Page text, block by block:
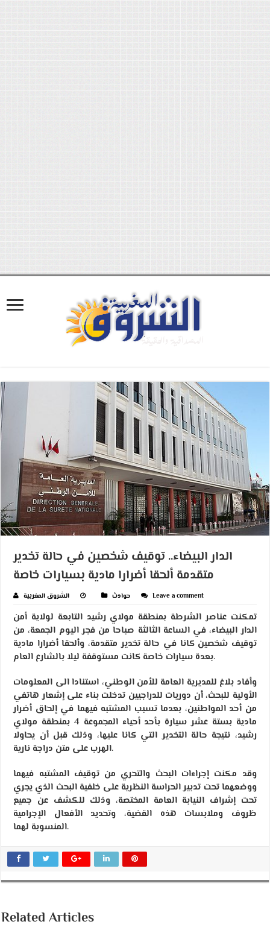
الدار البيضاء.. توقيف شخصين في حالة تخدير
متقدمة ألحقا أضرارا مادية بسيارات خاصة
الشروق المغربية حوادث Leave a comment
تمكنت عناصر الشرطة بمنطقة مولاي رشيد التابعة لولاية أمن
الدار البيضاء، في الساعة الثالثة صباحا من فجر اليوم الجمعة، من
توقيف شخصين كانا في حالة تخدير متقدمة، وألحقا أضرارا مادية
بعدة سيارات خاصة كانت مستوقفة ليلا بالشارع العام.
وأفاد بلاغ للمديرية العامة للأمن الوطني، استنادا الى المعلومات
الأولية للبحث، أن دوريات للدراجيين تدخلت بناء على إشعار هاتفي
من أحد المواطنين، بعدما تسبب المشتبه فيهما في إلحاق أضرار
مادية بستة عشر سيارة بأحد أحياء المجموعة 4 بمنطقة مولاي
رشيد، نتيجة حالة التخدير التي كانا عليها، وذلك قبل أن يحاولا
الهرب على متن دراجة نارية.
وقد مكنت إجراءات البحث والتحري من توقيف المشتبه فيهما
ووضعهما تحت تدبير الحراسة النظرية على خلفية البحث الذي يجري
تحت إشراف النيابة العامة المختصة، وذلك للكشف عن جميع
ظروف وملابسات هذه القضية، وتحديد الأفعال الإجرامية
المنسوبة لهما.
Related Articles